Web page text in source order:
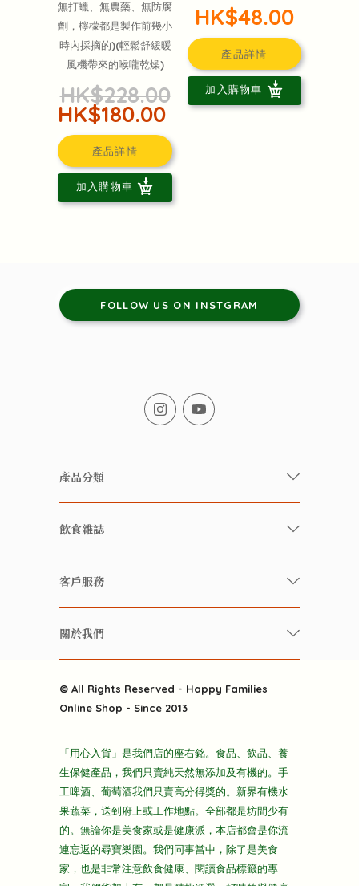
無打蠟、無農藥、無防腐
劑，檸檬都是製作前幾小
時內採摘的)(輕鬆舒緩暖
風機帶來的喉嚨乾燥)
HK$228.00
HK$180.00
產品詳情
加入購物車
HK$48.00
產品詳情
加入購物車
FOLLOW US ON INSTGRAM
產品分類
有機/無農藥新鮮蔬果
有機 / 無添加飲品
養生保健好東西
酒類
雜貨部
折上折大特價
主頁
飲食雜誌
快樂家庭 飲食雜誌
雲南搜食記
粒粒皆辛苦
快樂電視台
客戶服務
常見問題
關於我們
送貨
隱私政策
© All Rights Reserved - Happy Families
Online Shop - Since 2013
「用心入貨」是我們店的座右銘。食品、飲品、養
生保健產品，我們只賣純天然無添加及有機的。手
工啤酒、葡萄酒我們只賣高分得獎的。新界有機水
果蔬菜，送到府上或工作地點。全部都是坊間少有
的。無論你是美食家或是健康派，本店都會是你流
連忘返的尋寶樂園。我們同事當中，除了是美食
家，也是非常注意飲食健康、閱讀食品標籤的專